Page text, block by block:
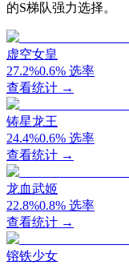
的S梯队强力选择。
虚空女皇
27.2%0.6% 选率
查看统计 →
铸星龙王
24.4%0.6% 选率
查看统计 →
龙血武姬
22.8%0.8% 选率
查看统计 →
镕铁少女